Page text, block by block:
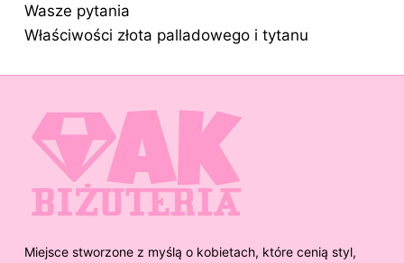
Wasze pytania
Właściwości złota palladowego i tytanu
Miejsce stworzone z myślą o kobietach, które cenią styl,